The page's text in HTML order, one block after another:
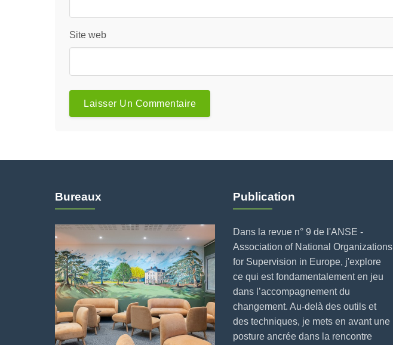
Site web
Bureaux Publication
Dans la revue n° 9 de l'ANSE -
Association of National Organizations
for Supervision in Europe, j'explore
ce qui est fondamentalement en jeu
dans l’accompagnement du
changement. Au-delà des outils et
des techniques, je mets en avant une
posture ancrée dans la rencontre